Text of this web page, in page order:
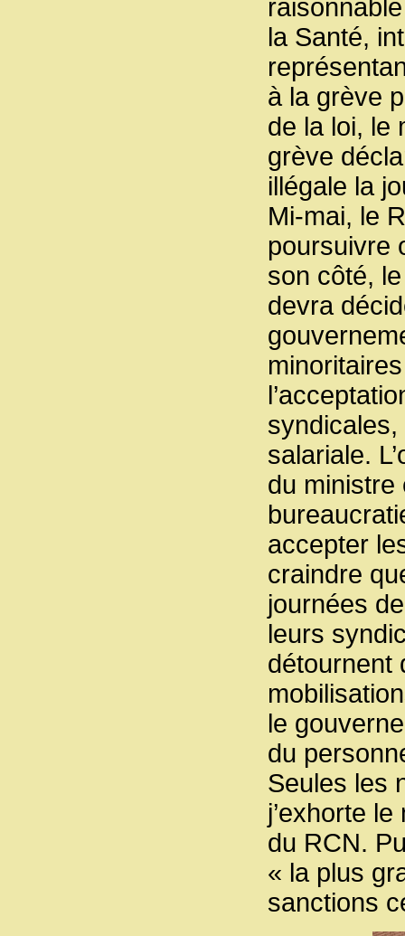
la Santé,
à la grève
de la loi, le
grève
illégale la
Mi-mai, le
poursuivre
son côté,
devra
syndicales,
salariale.
du ministre
accepter
craindre
journées
leurs
détournent
le
du
Seules les
j’exhorte
du RCN.
« la plus
sanctions